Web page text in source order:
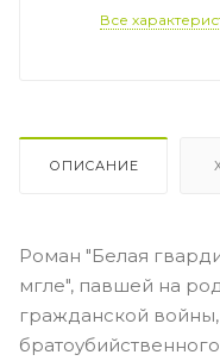
Все
ОПИСАНИЕ
Роман "Белая
мгле", павшей на
гражданской